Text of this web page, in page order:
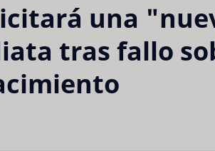
una
tras fallo